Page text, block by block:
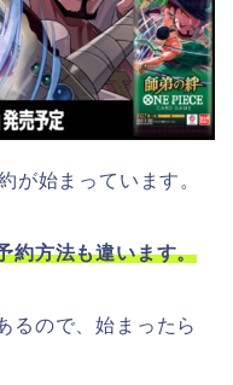
が始まっています。
約方法も違います。
るので、始まったら